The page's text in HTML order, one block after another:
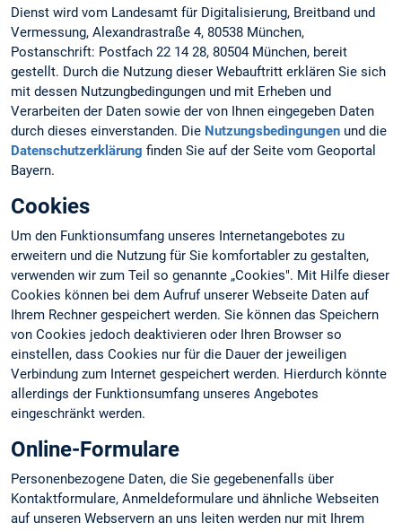
Dienst wird vom Landesamt für Digitalisierung, Breitband und
Vermessung, Alexandrastraße 4, 80538 München,
Postanschrift: Postfach 22 14 28, 80504 München, bereit
gestellt. Durch die Nutzung dieser Webauftritt erklären Sie sich
mit dessen Nutzungbedingungen und mit Erheben und
Verarbeiten der Daten sowie der von Ihnen eingegeben Daten
durch dieses einverstanden. Die Nutzungsbedingungen und die
Datenschutzerklärung finden Sie auf der Seite vom Geoportal
Bayern.
Cookies
Um den Funktionsumfang unseres Internetangebotes zu
erweitern und die Nutzung für Sie komfortabler zu gestalten,
verwenden wir zum Teil so genannte „Cookies". Mit Hilfe dieser
Cookies können bei dem Aufruf unserer Webseite Daten auf
Ihrem Rechner gespeichert werden. Sie können das Speichern
von Cookies jedoch deaktivieren oder Ihren Browser so
einstellen, dass Cookies nur für die Dauer der jeweiligen
Verbindung zum Internet gespeichert werden. Hierdurch könnte
allerdings der Funktionsumfang unseres Angebotes
eingeschränkt werden.
Online-Formulare
Personenbezogene Daten, die Sie gegebenenfalls über
Kontaktformulare, Anmeldeformulare und ähnliche Webseiten
auf unseren Webservern an uns leiten werden nur mit Ihrem